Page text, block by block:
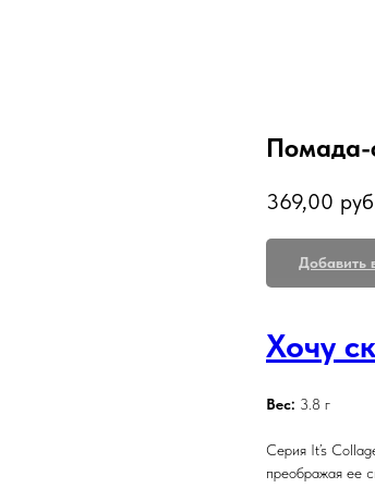
Помада-
369,00
Добавить
Хочу
Вес: 3.8 г
Серия It’s
преображая ее